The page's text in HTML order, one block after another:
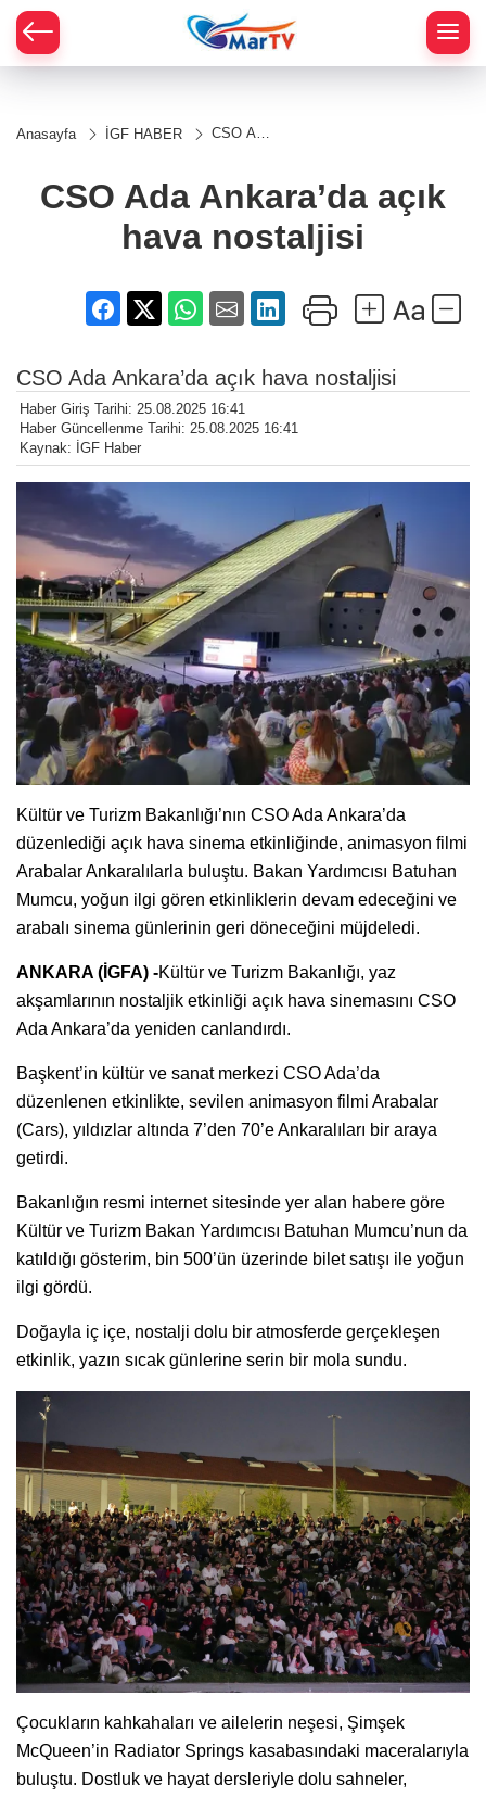
Anasayfa İGF HABER
CSO Ada
nostaljisi
CSO Ada Ankara’da açık
hava nostaljisi
CSO Ada Ankara’da açık hava nostaljisi
Haber Giriş Tarihi: 25.08.2025 16:41
Haber Güncellenme Tarihi: 25.08.2025 16:41
Kaynak: İGF Haber
Kültür ve Turizm Bakanlığı’nın CSO Ada Ankara’da
düzenlediği açık hava sinema etkinliğinde, animasyon filmi
Arabalar Ankaralılarla buluştu. Bakan Yardımcısı Batuhan
Mumcu, yoğun ilgi gören etkinliklerin devam edeceğini ve
arabalı sinema günlerinin geri döneceğini müjdeledi.
ANKARA (İGFA) -Kültür ve Turizm Bakanlığı, yaz
akşamlarının nostaljik etkinliği açık hava sinemasını CSO
Ada Ankara’da yeniden canlandırdı.
Başkent’in kültür ve sanat merkezi CSO Ada’da
düzenlenen etkinlikte, sevilen animasyon filmi Arabalar
(Cars), yıldızlar altında 7’den 70’e Ankaralıları bir araya
getirdi.
Bakanlığın resmi internet sitesinde yer alan habere göre
Kültür ve Turizm Bakan Yardımcısı Batuhan Mumcu’nun da
katıldığı gösterim, bin 500’ün üzerinde bilet satışı ile yoğun
ilgi gördü.
Doğayla iç içe, nostalji dolu bir atmosferde gerçekleşen
etkinlik, yazın sıcak günlerine serin bir mola sundu.
Çocukların kahkahaları ve ailelerin neşesi, Şimşek
McQueen’in Radiator Springs kasabasındaki maceralarıyla
buluştu. Dostluk ve hayat dersleriyle dolu sahneler,